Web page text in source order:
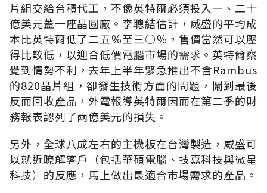
片組交給台積代工，不像英特爾必須投入一、二十
億美元蓋一座晶圓廠。李聰結估計，威盛的平均成
本比英特爾低了二五％至三○％，售價當然可以壓
得比較低，以迎合低價電腦市場的需求。英特爾察
覺到情勢不利，去年上半年緊急推出不含Rambus
的820晶片組，卻發生技術方面的問題，鬧到最後
反而回收產品，外電報導英特爾因而在第二季的財
務報表認列了兩億美元的損失。
另外，全球八成左右的主機板在台灣製造，威盛可
以就近瞭解客戶（包括華碩電腦、技嘉科技與微星
科技）的反應，馬上做出最適合市場需求的產品。